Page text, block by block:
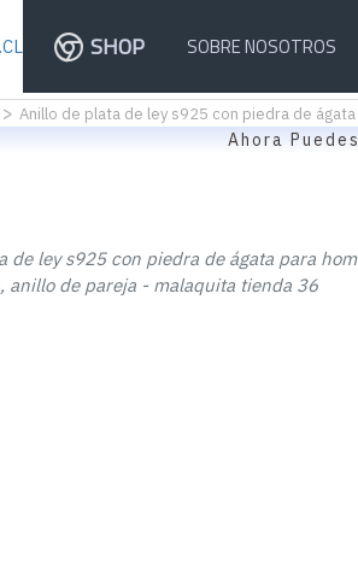
SHOP SOBRE NOSOTROS
Anillo de plata de ley s925 con piedra de
Ahora